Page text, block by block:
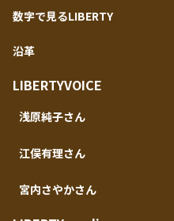
数字で見るLIBERTY
沿革
LIBERTYVOICE
浅原純子さん
江俣有理さん
宮内さやかさん